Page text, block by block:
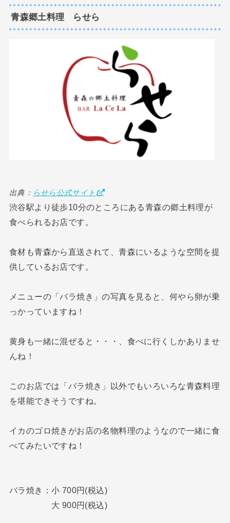
青森郷土料理 らせら
出典： らせら公式サイト
渋谷駅より徒歩10分のところにある青森の郷土料理が
食べられるお店です。
食材も青森から直送されて、青森にいるような空間を提
供しているお店です。
メニューの「バラ焼き」の写真を見ると、何やら卵が乗
っかっていますね！
黄身も一緒に混ぜると・・・、食べに行くしかありませ
んね！
このお店では「バラ焼き」以外でもいろいろな青森料理
を堪能できそうですね。
イカのゴロ焼きがお店の名物料理のようなので一緒に食
べてみたいですね！
バラ焼き：小 700円(税込)
大 900円(税込)